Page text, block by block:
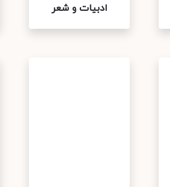
ادبیات و شعر